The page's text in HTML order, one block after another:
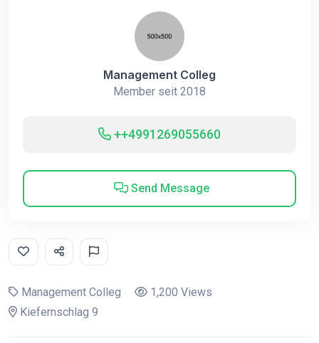
Management Colleg
Member seit 2018
++4991269055660
Send Message
Management Colleg
1,200 Views
Kiefernschlag 9